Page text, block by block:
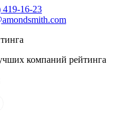
419-16-23
компаний рейтинга